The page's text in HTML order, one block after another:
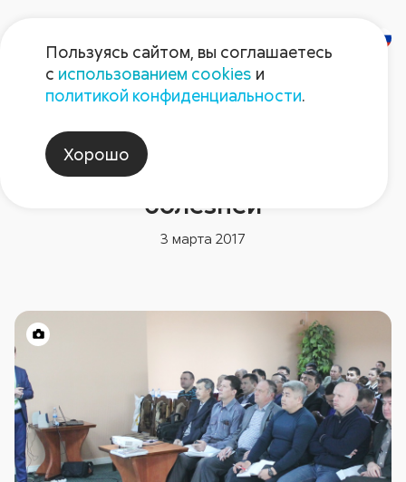
Новости компании
Кокшетау: как грамотно
защищать посевы от
болезней
3 марта 2017
Пользуясь сайтом, вы соглашаетесь
с использованием cookies и
политикой конфиденциальности.
Хорошо